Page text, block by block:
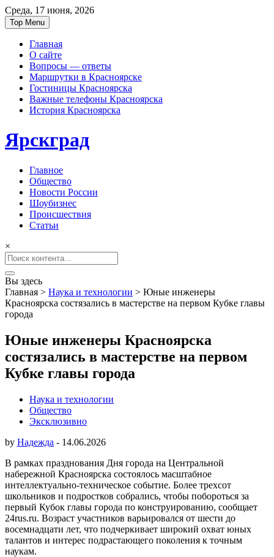
Среда, 17 июня, 2026
Top Menu
Главная
О сайте
Вопросы — ответы
Маршрутки в Красноярске
Гостиницы Красноярска
Важные телефоны Красноярска
История Красноярска
Ярскград
Главное
Общество
Новости России
Шоубизнес
Происшествия
Статьи
×
Search
for:
Вы здесь
Главная > Наука и технологии > Юные инженеры
Красноярска состязались в мастерстве на первом Кубке главы
города
Юные инженеры Красноярска
состязались в мастерстве на первом
Кубке главы города
Наука и технологии
Общество
Эксклюзивно
by Надежда - 14.06.2026
В рамках празднования Дня города на Центральной
набережной Красноярска состоялось масштабное
интеллектуально-техническое событие. Более трехсот
школьников и подростков собрались, чтобы побороться за
первый Кубок главы города по конструированию, сообщает
24rus.ru. Возраст участников варьировался от шести до
восемнадцати лет, что подчеркивает широкий охват юных
талантов и интерес подрастающего поколения к точным
наукам.